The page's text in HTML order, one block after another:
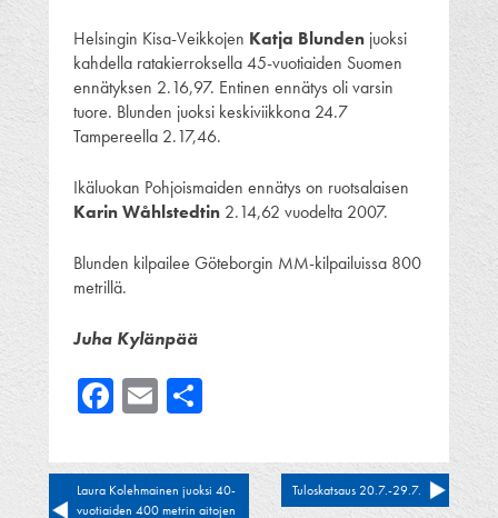
Helsingin Kisa-Veikkojen Katja Blunden juoksi
kahdella ratakierroksella 45-vuotiaiden Suomen
ennätyksen 2.16,97. Entinen ennätys oli varsin
tuore. Blunden juoksi keskiviikkona 24.7
Tampereella 2.17,46.
Ikäluokan Pohjoismaiden ennätys on ruotsalaisen
Karin Wåhlstedtin 2.14,62 vuodelta 2007.
Blunden kilpailee Göteborgin MM-kilpailuissa 800
metrillä.
Juha Kylänpää
Facebook
Email
Artikkelien
Laura Kolehmainen juoksi 40-
vuotiaiden 400 metrin aitojen
Tuloskatsaus 20.7.-29.7.